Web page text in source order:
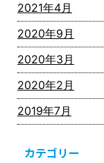
2021年4月
2020年9月
2020年3月
2020年2月
2019年7月
カテゴリー